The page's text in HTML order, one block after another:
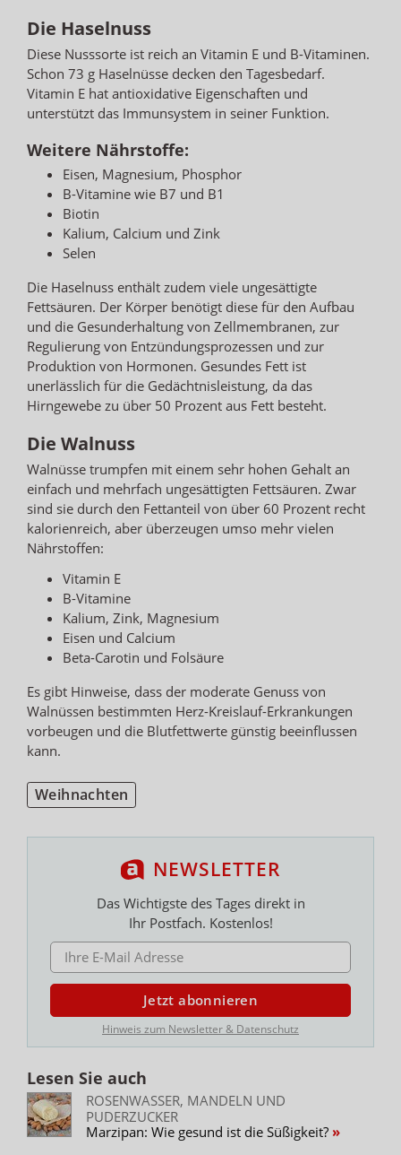
Die Haselnuss
Diese Nusssorte ist reich an Vitamin E und B-Vitaminen.
Schon 73 g Haselnüsse decken den Tagesbedarf.
Vitamin E hat antioxidative Eigenschaften und
unterstützt das Immunsystem in seiner Funktion.
Weitere Nährstoffe:
Eisen, Magnesium, Phosphor
B-Vitamine wie B7 und B1
Biotin
Kalium, Calcium und Zink
Selen
Die Haselnuss enthält zudem viele ungesättigte
Fettsäuren. Der Körper benötigt diese für den Aufbau
und die Gesunderhaltung von Zellmembranen, zur
Regulierung von Entzündungsprozessen und zur
Produktion von Hormonen. Gesundes Fett ist
unerlässlich für die Gedächtnisleistung, da das
Hirngewebe zu über 50 Prozent aus Fett besteht.
Die Walnuss
Walnüsse trumpfen mit einem sehr hohen Gehalt an
einfach und mehrfach ungesättigten Fettsäuren. Zwar
sind sie durch den Fettanteil von über 60 Prozent recht
kalorienreich, aber überzeugen umso mehr vielen
Nährstoffen:
Vitamin E
B-Vitamine
Kalium, Zink, Magnesium
Eisen und Calcium
Beta-Carotin und Folsäure
Es gibt Hinweise, dass der moderate Genuss von
Walnüssen bestimmten Herz-Kreislauf-Erkrankungen
vorbeugen und die Blutfettwerte günstig beeinflussen
kann.
Weihnachten
NEWSLETTER
Das Wichtigste des Tages direkt in
Ihr Postfach. Kostenlos!
E-MAIL ADRESSE
Jetzt abonnieren
Hinweis zum Newsletter & Datenschutz
Lesen Sie auch
ROSENWASSER, MANDELN UND
PUDERZUCKER
Marzipan: Wie gesund ist die Süßigkeit?